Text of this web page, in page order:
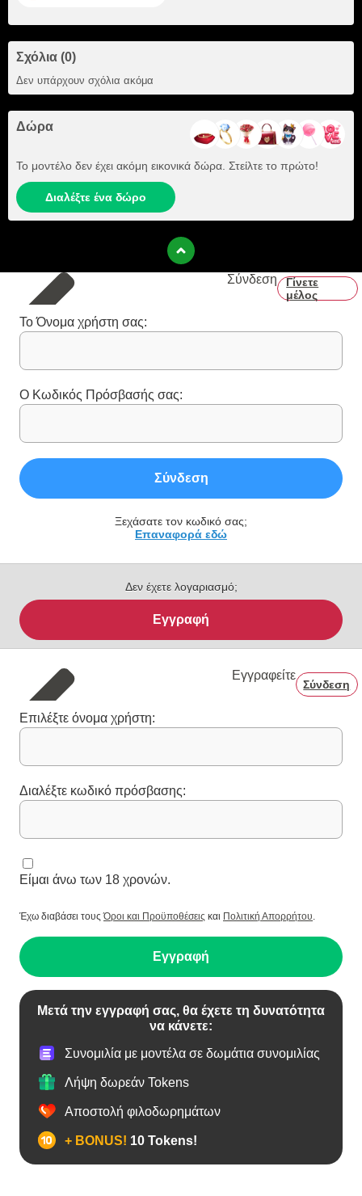
Σχόλια (0)
Δεν υπάρχουν σχόλια ακόμα
Δώρα
Το μοντέλο δεν έχει ακόμη εικονικά δώρα. Στείλτε το πρώτο!
Διαλέξτε ένα δώρο
Σύνδεση
Γίνετε
μέλος
Το Όνομα χρήστη σας:
Ο Κωδικός Πρόσβασής σας:
Σύνδεση
Ξεχάσατε τον κωδικό σας;
Επαναφορά εδώ
Δεν έχετε λογαριασμό;
Εγγραφή
Εγγραφείτε
Σύνδεση
Επιλέξτε όνομα χρήστη:
Διαλέξτε κωδικό πρόσβασης:
Είμαι άνω των 18 χρονών.
Έχω διαβάσει τουςΌροι και Προϋποθέσεις και Πολιτική Απορρήτου.
Εγγραφή
Μετά την εγγραφή σας, θα έχετε τη δυνατότητα
να κάνετε:
Συνομιλία με μοντέλα σε δωμάτια συνομιλίας
Λήψη δωρεάν Tokens
Αποστολή φιλοδωρημάτων
+ BONUS! 10 Tokens!